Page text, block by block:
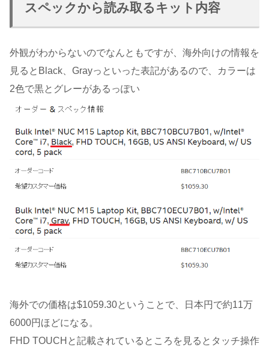
スペックから読み取るキット内容
外観がわからないのでなんともですが、海外向けの情報を
見るとBlack、Grayっといった表記があるので、カラーは
2色で黒とグレーがあるっぽい
海外での価格は$1059.30ということで、日本円で約11万
6000円ほどになる。
FHD TOUCHと記載されているところを見るとタッチ操作